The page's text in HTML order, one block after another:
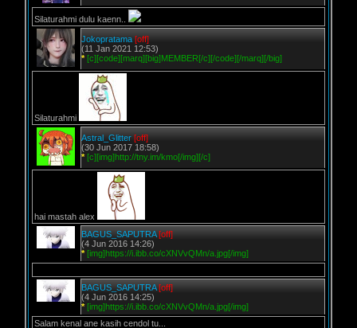
Silaturahmi dulu kaenn..
Jokopratama [off]
(11 Jan 2021 12:53)
* [c][code][marq][big]MEMBER[/c][/code][/marq][/big]
Silaturahmi
Astral_Glitter [off]
(30 Jun 2017 18:58)
* [c][img]http://tny.im/kmo[/img][/c]
hai mastah alex
BAGUS_SAPUTRA [off]
(4 Jun 2016 14:26)
* [img]https://i.ibb.co/cXNVvQMn/a.jpg[/img]
BAGUS_SAPUTRA [off]
(4 Jun 2016 14:25)
* [img]https://i.ibb.co/cXNVvQMn/a.jpg[/img]
Salam kenal ane kasih cendol tu...